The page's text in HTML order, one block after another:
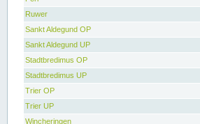
Ruwer
Sankt Aldegund OP
Sankt Aldegund UP
Stadtbredimus OP
Stadtbredimus UP
Trier OP
Trier UP
Wincheringen